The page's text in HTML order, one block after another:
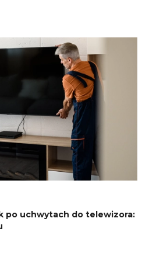
zadań. W tym artykule
po uchwytach do telewizora: